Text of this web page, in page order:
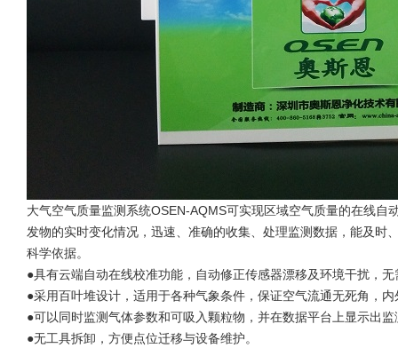
大气空气质量监测系统OSEN-AQMS可实现区域空气质量的在线
发物的实时变化情况，迅速、准确的收集、处理监测数据，能及
科学依据。
●具有云端自动在线校准功能，自动修正传感器漂移及环境干扰，
●采用百叶堆设计，适用于各种气象条件，保证空气流通无死角，
●可以同时监测气体参数和可吸入颗粒物，并在数据平台上显示出监
●无工具拆卸，方便点位迁移与设备维护。